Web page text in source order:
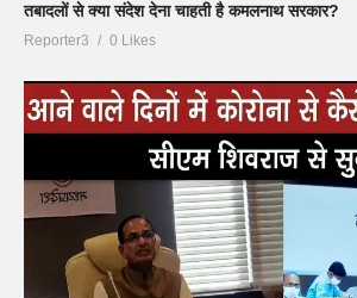
तबादलों से क्या संदेश देना चाहती है कमलनाथ सरकार?
Reporter3 0 Likes